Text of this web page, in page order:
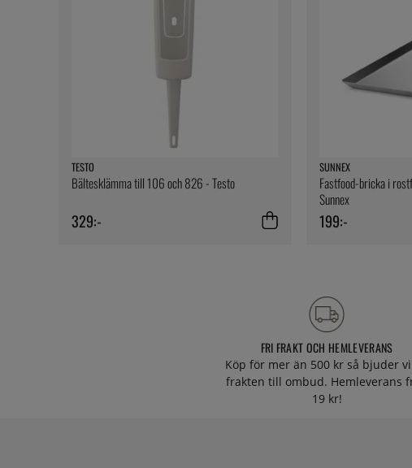
TESTO
Bältesklämma till 106 och 826 - Testo
329:-
SUNNEX
Fastfood-bricka i
Sunnex
199:-
FRI FRAKT OCH HEMLEVERANS
Köp för mer än 500 kr så bjuder
frakten till ombud. Hemleverans
19 kr!